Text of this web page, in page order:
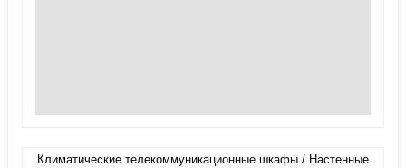
Климатические телекоммуникационные шкафы / Настенные